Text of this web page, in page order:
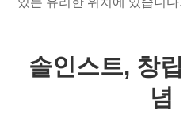
솔인스트, 창립
념